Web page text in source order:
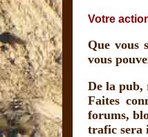
Votre
Que vous
vous
De la pub,
Faites
forums,
trafic sera